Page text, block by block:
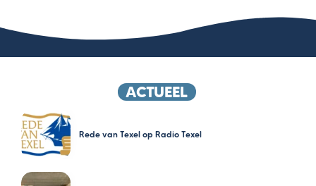
ACTUEEL
Rede van Texel op Radio Texel